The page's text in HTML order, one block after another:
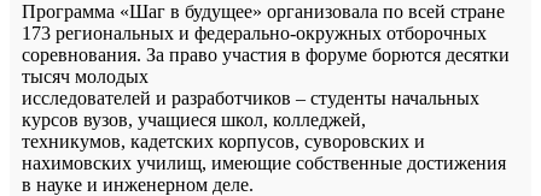
Программа «Шаг в будущее» организовала по всей стране
173 региональных и федерально-окружных отборочных
соревнования. За право участия в форуме борются десятки
тысяч молодых
исследователей и разработчиков – студенты начальных
курсов вузов, учащиеся школ, колледжей,
техникумов, кадетских корпусов, суворовских и
нахимовских училищ, имеющие собственные достижения
в науке и инженерном деле.